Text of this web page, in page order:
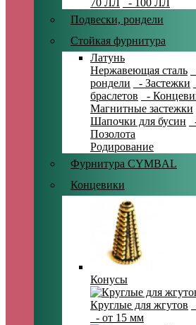
70 ЛЛ
- 100 ЛЛ
Подвески, рондели
Стойкая фурнитура
Латунь
Нержавеющая сталь
рондели
- Застежки
браслетов
-
Магнитные застежки
Шапочки для бусин
Позолота
Родирование
Фурнитура CYMBAL
Концевики
Конусы
Круглые для жгутов
- от 15 мм